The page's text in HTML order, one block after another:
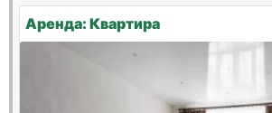
Аренда: Квартира